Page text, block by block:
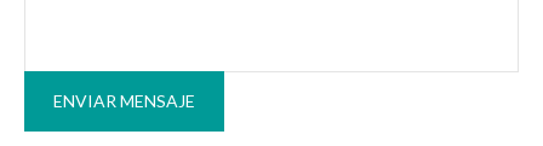
ENVIAR MENSAJE